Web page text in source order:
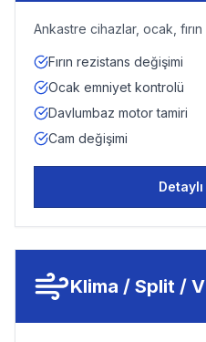
Ankastre cihazlar, ocak,
Fırın rezistans değişimi
Ocak emniyet kontrolü
Davlumbaz motor tamiri
Cam değişimi
Klima / Split /